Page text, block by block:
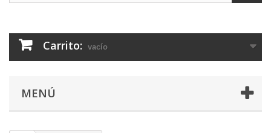
Carrito: vacío
MENÚ